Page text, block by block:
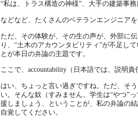
“私は、トラス構造の神様”、大手の建築事
などなど、たくさんのベテランエンジニア
ただ、その体験が、その生の声が、外部に
り、“土木のアカウンタビリティ”が不足し
とが本日の弁論の主題です。
ここで、accountability（日本語では、説明
はい、ちょっと言い過ぎですね。ただ、そ
い。そんな奴（すみません、学生は“やつ”
援しましょう、ということが、私の弁論の
自覚してください。